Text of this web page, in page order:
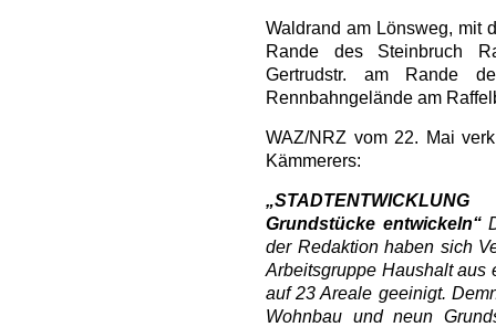
Waldrand am Lönsweg, mit
Rande des Steinbruch
Gertrudstr. am Rande
Rennbahngelände am
WAZ/NRZ vom 22. Mai
Kämmerers:
Grundstücke entwickeln“
der Redaktion haben sich
Arbeitsgruppe Haushalt aus
auf 23 Areale geeinigt.
Wohnbau und neun